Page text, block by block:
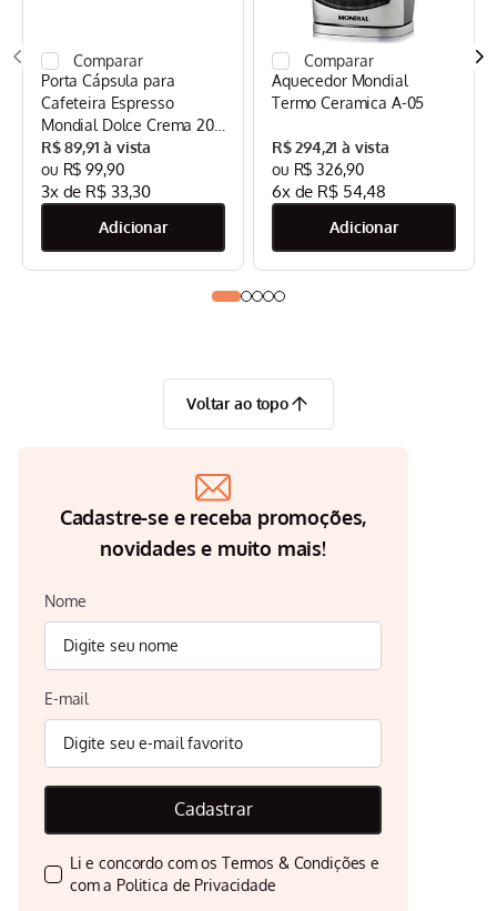
Porta Cápsula para
Cafeteira Espresso
Mondial Dolce Crema 20
Bar Mondial Preto/Inox -
CPC-DG
R$ 89,91
R$ 99,90
3x de R$ 33,30
Aquecedor Mondial
Termo Ceramica A-05
R$ 294,21
R$ 326,90
6x de R$ 54,48
Voltar ao topo
Cadastre-se e receba promoções,
novidades e muito mais!
Nome
E-mail
Cadastrar
Li e concordo com os Termos & Condições e
com a Politica de Privacidade